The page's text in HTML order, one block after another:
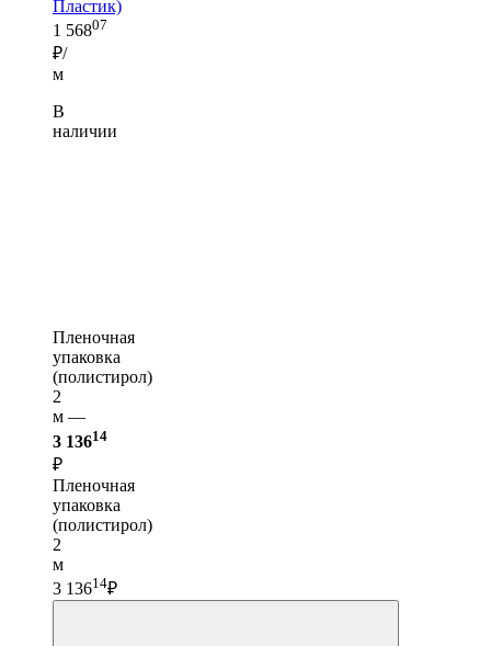
Пластик)
1 56807
₽/
м
В
наличии
Пленочная
упаковка
(полистирол)
2
м —
3 13614
₽
Пленочная
упаковка
(полистирол)
2
м
3 13614₽